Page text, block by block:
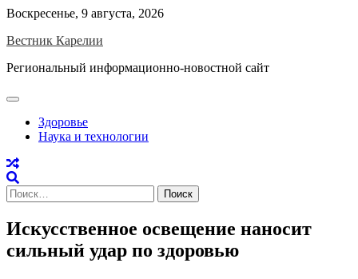
Skip
content
Воскресенье, 9 августа, 2026
Вестник Карелии
Региональный информационно-новостной сайт
Здоровье
Наука и технологии
Найти:
Искусственное освещение наносит
сильный удар по здоровью